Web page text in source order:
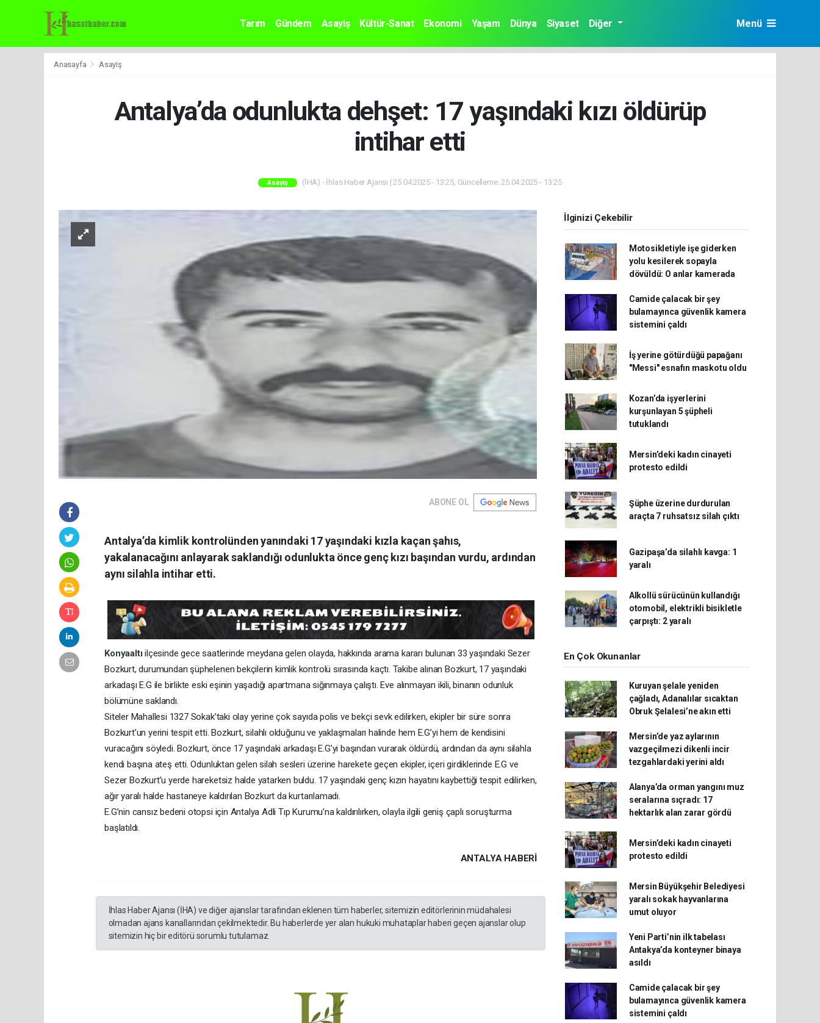
Tarım Gündem Asayiş Kültür-Sanat Ekonomi Yaşam Dünya Siyaset Diğer Menü
Anasayfa Asayiş
Antalya’da odunlukta dehşet: 17 yaşındaki kızı öldürüp
intihar etti
Asayiş (İHA) - İhlas Haber Ajansı | 25.04.2025 - 13:25, Güncelleme: 25.04.2025 - 13:25
ABONE OL
Antalya’da kimlik kontrolünden yanındaki 17 yaşındaki kızla kaçan şahıs,
yakalanacağını anlayarak saklandığı odunlukta önce genç kızı başından vurdu, ardından
aynı silahla intihar etti.
Konyaaltıilçesinde gece saatlerinde meydana gelen olayda, hakkında arama kararı bulunan 33 yaşındaki Sezer
Bozkurt, durumundan şüphelenen bekçilerin kimlik kontrolü sırasında kaçtı. Takibe alınan Bozkurt, 17 yaşındaki
arkadaşı E.G ile birlikte eski eşinin yaşadığı apartmana sığınmaya çalıştı. Eve alınmayan ikili, binanın odunluk
bölümüne saklandı.
Siteler Mahallesi 1327 Sokak’taki olay yerine çok sayıda polis ve bekçi sevk edilirken, ekipler bir süre sonra
Bozkurt’un yerini tespit etti. Bozkurt, silahlı olduğunu ve yaklaşmaları halinde hem E.G’yi hem de kendisini
vuracağını söyledi. Bozkurt, önce 17 yaşındaki arkadaşı E.G’yi başından vurarak öldürdü, ardından da aynı silahla
kendi başına ateş etti. Odunluktan gelen silah sesleri üzerine harekete geçen ekipler, içeri girdiklerinde E.G ve
Sezer Bozkurt’u yerde hareketsiz halde yatarken buldu. 17 yaşındaki genç kızın hayatını kaybettiği tespit edilirken,
ağır yaralı halde hastaneye kaldırılan Bozkurt da kurtarılamadı.
E.G’nin cansız bedeni otopsi için Antalya Adli Tıp Kurumu’na kaldırılırken, olayla ilgili geniş çaplı soruşturma
başlatıldı.
ANTALYA HABERİ
İhlas Haber Ajansı (İHA) ve diğer ajanslar tarafından eklenen tüm haberler, sitemizin editörlerinin müdahalesi
olmadan ajans kanallarından çekilmektedir. Bu haberlerde yer alan hukuki muhataplar haberi geçen ajanslar olup
sitemizin hiç bir editörü sorumlu tutulamaz.
İlginizi Çekebilir
Motosikletiyle işe giderken
yolu kesilerek sopayla
dövüldü: O anlar kamerada
Camide çalacak bir şey
bulamayınca güvenlik kamera
sistemini çaldı
İş yerine götürdüğü papağanı
"Messi" esnafın maskotu oldu
Kozan’da işyerlerini
kurşunlayan 5 şüpheli
tutuklandı
Mersin’deki kadın cinayeti
protesto edildi
Şüphe üzerine durdurulan
araçta 7 ruhsatsız silah çıktı
Gazipaşa’da silahlı kavga: 1
yaralı
Alkollü sürücünün kullandığı
otomobil, elektrikli bisikletle
çarpıştı: 2 yaralı
En Çok Okunanlar
Kuruyan şelale yeniden
çağladı, Adanalılar sıcaktan
Obruk Şelalesi’ne akın etti
Mersin’de yaz aylarının
vazgeçilmezi dikenli incir
tezgahlardaki yerini aldı
Alanya’da orman yangını muz
seralarına sıçradı: 17
hektarlık alan zarar gördü
Mersin’deki kadın cinayeti
protesto edildi
Mersin Büyükşehir Belediyesi
yaralı sokak hayvanlarına
umut oluyor
Yeni Parti’nin ilk tabelası
Antakya’da konteyner binaya
asıldı
Camide çalacak bir şey
bulamayınca güvenlik kamera
sistemini çaldı